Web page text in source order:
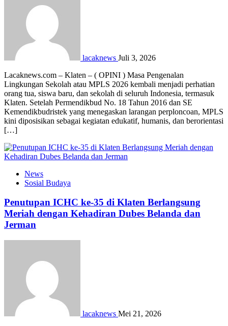
lacaknews Juli 3, 2026
Lacaknews.com – Klaten – ( OPINI ) Masa Pengenalan
Lingkungan Sekolah atau MPLS 2026 kembali menjadi perhatian
orang tua, siswa baru, dan sekolah di seluruh Indonesia, termasuk
Klaten. Setelah Permendikbud No. 18 Tahun 2016 dan SE
Kemendikbudristek yang menegaskan larangan perploncoan, MPLS
kini diposisikan sebagai kegiatan edukatif, humanis, dan berorientasi
[…]
News
Sosial Budaya
Penutupan ICHC ke-35 di Klaten Berlangsung
Meriah dengan Kehadiran Dubes Belanda dan
Jerman
lacaknews Mei 21, 2026